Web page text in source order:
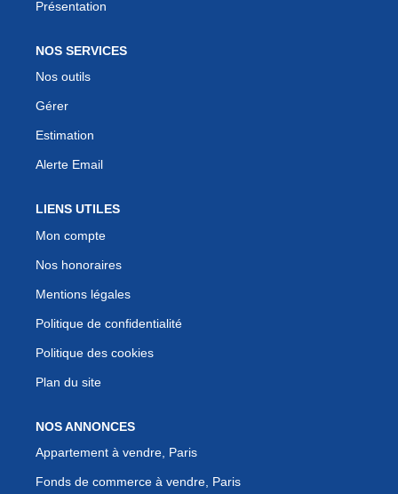
Présentation
NOS SERVICES
Nos outils
Gérer
Estimation
Alerte Email
LIENS UTILES
Mon compte
Nos honoraires
Mentions légales
Politique de confidentialité
Politique des cookies
Plan du site
NOS ANNONCES
Appartement à vendre, Paris
Fonds de commerce à vendre, Paris